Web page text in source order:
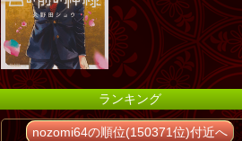
ランキング
nozomi64の順位(150371位)付近へ